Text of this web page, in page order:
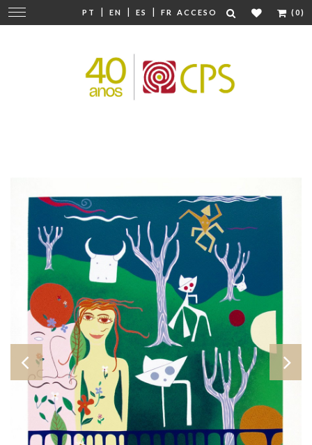
PT | EN | ES | FR ACCESO (0)
Cambiar
navegación